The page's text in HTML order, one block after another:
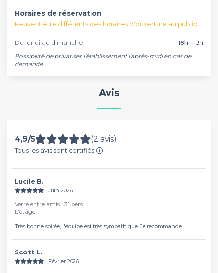
Horaires de réservation
Peuvent être différents des horaires d'ouverture au public
Du lundi au dimanche 18h – 3h
Possibilité de privatiser l'établissement l'après-midi en cas de
demande.
Avis
4,9/5 (2 avis)
Tous les avis sont certifiés.
Lucile B.
∙ Juin 2026
Verre entre amis ∙ 31 pers.
L'étage
Très bonne soirée, l'équipe est très sympathique. Je recommande
Scott L.
∙ Février 2026